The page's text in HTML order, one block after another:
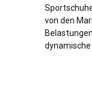
von den
dynamische